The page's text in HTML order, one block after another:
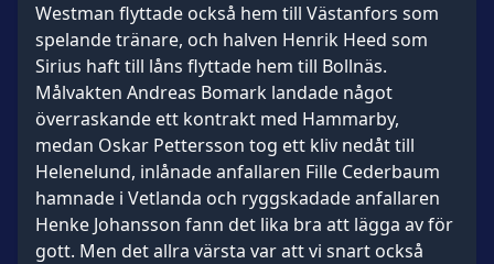
Westman flyttade också hem till Västanfors som
spelande tränare, och halven Henrik Heed som
Sirius haft till låns flyttade hem till Bollnäs.
Målvakten Andreas Bomark landade något
överraskande ett kontrakt med Hammarby,
medan Oskar Pettersson tog ett kliv nedåt till
Helenelund, inlånade anfallaren Fille Cederbaum
hamnade i Vetlanda och ryggskadade anfallaren
Henke Johansson fann det lika bra att lägga av för
gott. Men det allra värsta var att vi snart också